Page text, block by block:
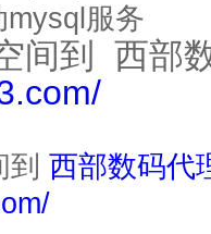
服务
间到 西部
西部数码代